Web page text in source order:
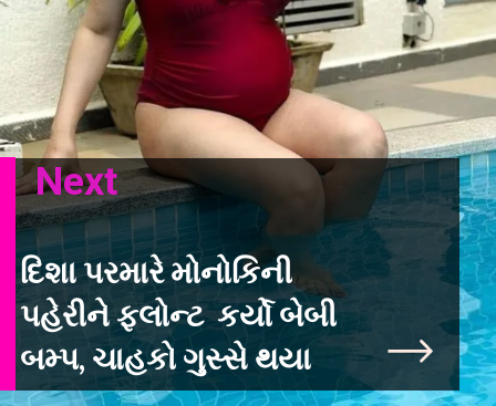
દિશા પરમારે મોનોકિની
પહેરીને ફ્લોન્ટ કર્યો બેબી
બમ્પ, ચાહકો ગુસ્સે થયા
Next